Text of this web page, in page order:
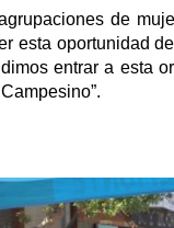
de
esta oportunidad
entrar a esta